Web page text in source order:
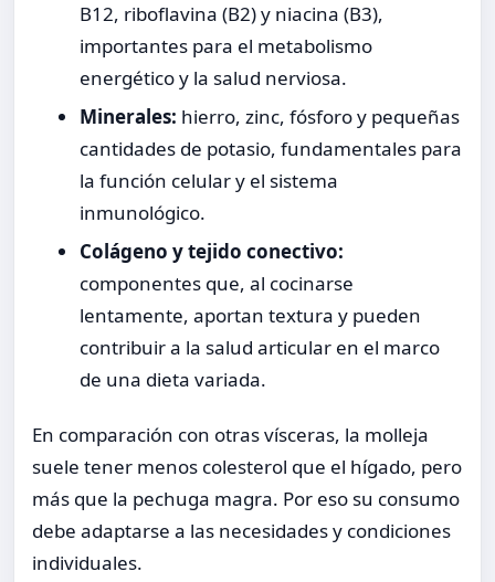
B12, riboflavina (B2) y niacina (B3),
importantes para el metabolismo
energético y la salud nerviosa.
Minerales: hierro, zinc, fósforo y pequeñas
cantidades de potasio, fundamentales para
la función celular y el sistema
inmunológico.
Colágeno y tejido conectivo:
componentes que, al cocinarse
lentamente, aportan textura y pueden
contribuir a la salud articular en el marco
de una dieta variada.
En comparación con otras vísceras, la molleja
suele tener menos colesterol que el hígado, pero
más que la pechuga magra. Por eso su consumo
debe adaptarse a las necesidades y condiciones
individuales.